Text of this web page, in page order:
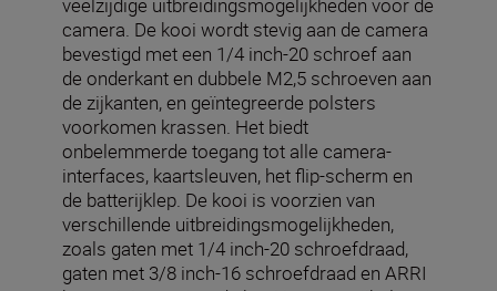
camera. De kooi wordt stevig aan de camera
bevestigd met een 1/4 inch-20 schroef aan
de onderkant en dubbele M2,5 schroeven aan
de zijkanten, en geïntegreerde polsters
voorkomen krassen. Het biedt
onbelemmerde toegang tot alle camera-
interfaces, kaartsleuven, het flip-scherm en
de batterijklep. De kooi is voorzien van
verschillende uitbreidingsmogelijkheden,
zoals gaten met 1/4 inch-20 schroefdraad,
gaten met 3/8 inch-16 schroefdraad en ARRI